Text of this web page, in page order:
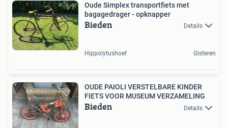
Oude Simplex transportfiets met
bagagedrager - opknapper
Bieden Details
Hippolytushoef Gisteren
OUDE PAIOLI VERSTELBARE KINDER
FIETS VOOR MUSEUM VERZAMELING
Bieden Details